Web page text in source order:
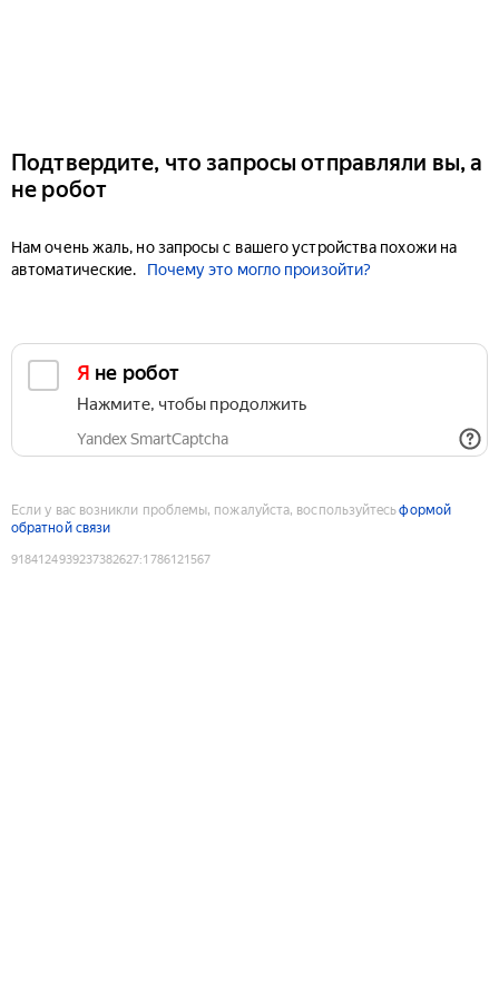
Подтвердите, что запросы отправляли вы, а
не робот
Нам очень жаль, но запросы с вашего устройства похожи на
автоматические.
Почему это могло произойти?
Я не робот
Нажмите, чтобы продолжить
Yandex SmartCaptcha
Если у вас возникли проблемы, пожалуйста, воспользуйтесьформой
обратной связи
9184124939237382627:1786121567